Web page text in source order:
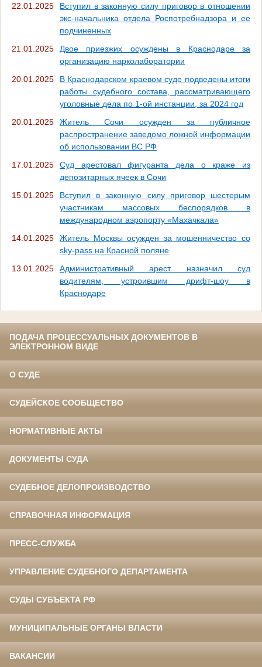
22.01.2025
Вступил в законную силу приговор в отношении
экс-начальника отдела Роспотребнадзора и ее
подчиненных
21.01.2025
Двое приезжих осуждены в Краснодаре за
организацию нарколаборатории
20.01.2025
В Краснодарском краевом суде подведены итоги
работы судебного состава, рассматривающего
уголовные дела по 1-ой инстанции, за 2024 год
20.01.2025
Житель Сочи осужден за публичное
распространение заведомо ложной информации
об использовании ВС РФ
17.01.2025
Суд арестовал фигуранта дела о краже из
депозитарных ячеек в Сочи
15.01.2025
Вступил в законную силу приговор шестерым
участникам массовых беспорядков в
международном аэропорту «Махачкала»
14.01.2025
Житель Москвы осужден за мошенничество со
sky-pass на Красной поляне
13.01.2025
Административный арест назначил суд
водителям, устроившим дрифт-шоу в
Краснодаре
ПОДАЧА ПРОЦЕССУАЛЬНЫХ ДОКУМЕНТОВ В
ЭЛЕКТРОННОМ ВИДЕ
О СУДЕ
СУДЕЙСКОЕ СООБЩЕСТВО
НОРМАТИВНЫЕ АКТЫ
ДОКУМЕНТЫ СУДА
СУДЕБНОЕ ДЕЛОПРОИЗВОДСТВО
СПРАВОЧНАЯ ИНФОРМАЦИЯ
ПРЕСС-СЛУЖБА
УПРАВЛЕНИЕ СУДЕБНОГО ДЕПАРТАМЕНТА
СУДЫ СУБЪЕКТА РФ
МУНИЦИПАЛЬНЫЕ ОРГАНЫ ВЛАСТИ
ВАКАНСИИ